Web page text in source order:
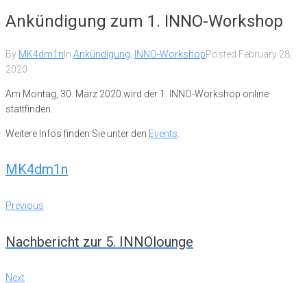
Ankündigung zum 1. INNO-Workshop
By MK4dm1n In Ankündigung INNO-WorkshopPosted February 28,
2020
Am Montag, 30. März 2020 wird der 1. INNO-Workshop online
stattfinden.
Weitere Infos finden Sie unter den Events
MK4dm1n
Post
Previous
Previous
Nachbericht zur 5. INNOlounge
Next
Next